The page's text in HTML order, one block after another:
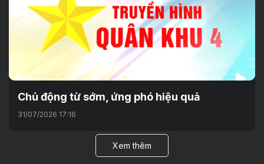
Chủ động từ sớm, ứng phó hiệu quả
31/07/2026 17:16
Xem thêm